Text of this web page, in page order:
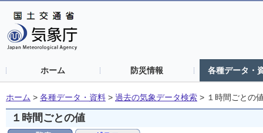
ホーム 防災情報 各種データ・
ホーム > 各種データ・資料 > 過去の気象データ検索 > １時間ごとの
１時間ごとの値